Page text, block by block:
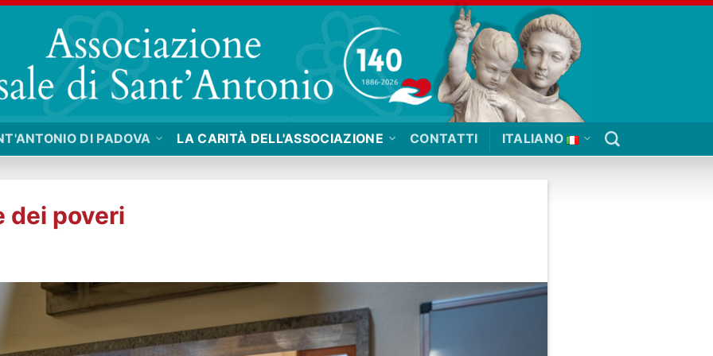
DI PADOVA LA CARITÀ DELL'ASSOCIAZIONE CONTATTI ITALIANO
dei poveri